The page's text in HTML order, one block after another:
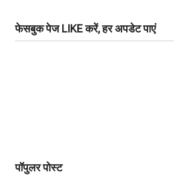
फेसबुक पेज LIKE करें, हर अपडेट पाएं
पॉपुलर पोस्ट